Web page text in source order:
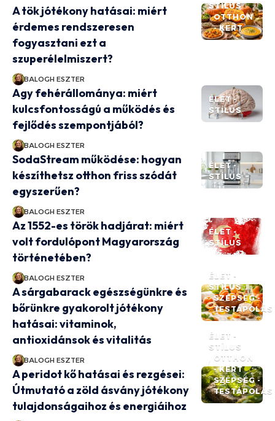
STÍLUS
OTTHON
- KERT
A tök jótékony hatásai: miért
érdemes rendszeresen
fogyasztani ezt a
szuperélelmiszert?
BALOGH ESZTER
ÉLET -
STÍLUS
Agy fehérállománya: miért
kulcsfontosságú a működés és
fejlődés szempontjából?
BALOGH ESZTER
ÉLET -
STÍLUS
SodaStream működése: hogyan
készíthetsz otthon friss szódát
egyszerűen?
BALOGH ESZTER
ÉLET -
STÍLUS
Az 1552-es török hadjárat: miért
volt fordulópont Magyarország
történetében?
BALOGH ESZTER
ÉLET -
STÍLUS
SZÉPSÉG -
TESTÁPOLÁS
A sárgabarack egészségünkre és
bőrünkre gyakorolt jótékony
hatásai: vitaminok,
antioxidánsok és vitalitás
BALOGH ESZTER
ÉLET -
STÍLUS
OTTHON
- KERT
SZÉPSÉG -
TESTÁPOLÁS
A peridot kő hatásai és rezgései:
Útmutató a zöld ásvány jótékony
tulajdonságaihoz és energiáihoz